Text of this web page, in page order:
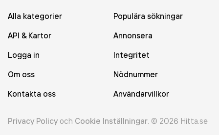
Alla kategorier
Populära sökningar
API & Kartor
Annonsera
Logga in
Integritet
Om oss
Nödnummer
Kontakta oss
Användarvillkor
Privacy Policy och Cookie Inställningar. © 2026 Hitta.se